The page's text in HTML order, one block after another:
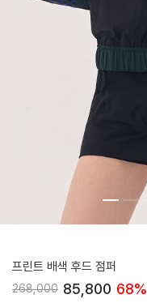
프린트 배색 후드 점퍼
268,000 85,800 68%